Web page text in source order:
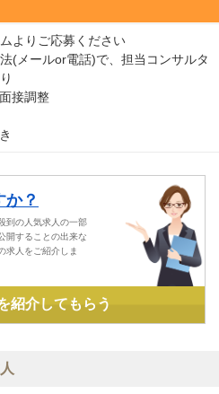
よりご応募ください
(メールor電話)で、担当コンサルタ
接調整
？
到の人気求人の一部
開することの出来な
求人をご紹介しま
紹介してもらう